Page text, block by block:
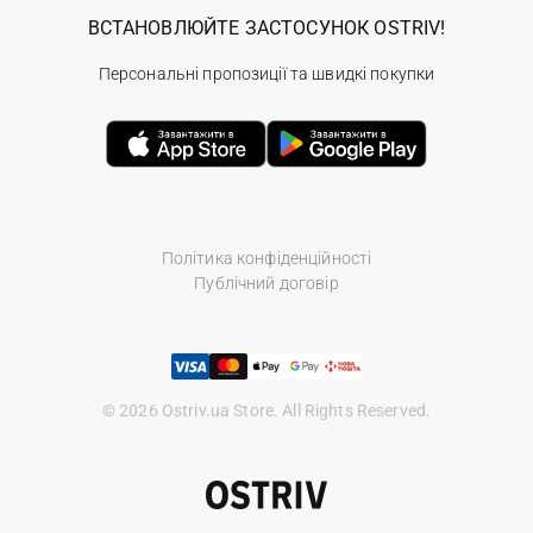
Політика конфіденційності
Публічний договір
© 2026 Ostriv.ua Store. All Rights Reserved.
ВСТАНОВЛЮЙТЕ ЗАСТОСУНОК OSTRIV!
Персональні пропозиції та швидкі покупки